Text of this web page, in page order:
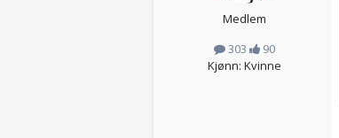
Medlem
303
90
Kjønn: Kvinne